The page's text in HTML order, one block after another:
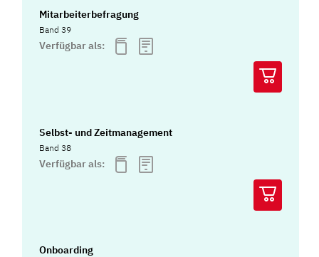
Mitarbeiterbefragung
Band 39
Verfügbar als:
Selbst- und Zeitmanagement
Band 38
Verfügbar als:
Onboarding